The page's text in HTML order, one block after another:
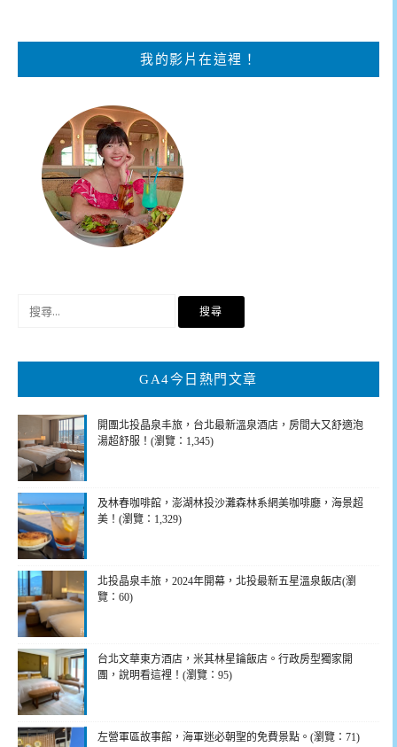
我的影片在這裡！
鍵
GA4今日熱門文章
開團北投晶泉丰旅，台北最新溫泉酒店，房間大又舒適泡
湯超舒服！(瀏覽：1,345)
及林春咖啡館，澎湖林投沙灘森林系網美咖啡廳，海景超
美！(瀏覽：1,329)
北投晶泉丰旅，2024年開幕，北投最新五星溫泉飯店(瀏
覽：60)
台北文華東方酒店，米其林星鑰飯店。行政房型獨家開
團，說明看這裡！(瀏覽：95)
左營軍區故事館，海軍迷必朝聖的免費景點。(瀏覽：71)